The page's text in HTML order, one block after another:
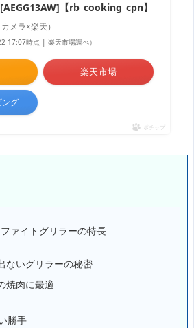
【rb_cooking_cpn】
メラ×楽天）
17:07時点 | 楽天市場調べ）
楽天市場
ング
ポチップ
ァイトグリラーの特長
ないグリラーの秘密
焼肉に最適
勝手